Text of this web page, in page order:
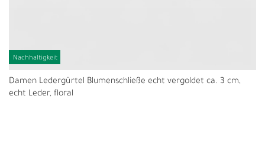
Nachhaltigkeit
Damen Ledergürtel Blumenschließe echt vergoldet ca. 3 cm,
echt Leder, floral